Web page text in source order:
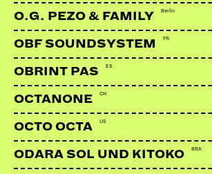
COLLYNIZATION
SOUNDSYSTEM
Augsburg |
LINKS:
O.G. PEZO & FAMILY Berlin
OBF SOUNDSYSTEM FR
OBRINT PAS ES
OCTANONE CH
OCTO OCTA US
ODARA SOL UND KITOKO BRA